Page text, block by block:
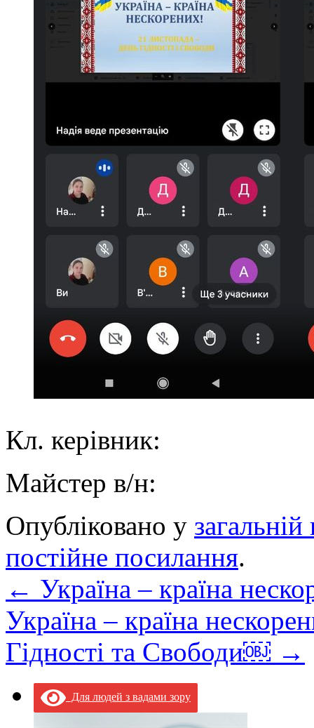
Кл. керівник:
Майстер в/н:
Опубліковано у загальній
постійне посилання.
← Україна – країна
Україна – країна
Гідності та Свободи￼ →
Для людей з вадами зору